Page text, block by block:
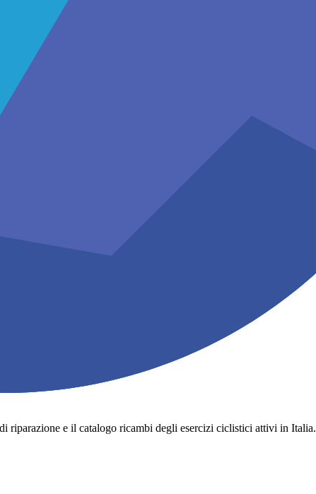
riparazione e il catalogo ricambi degli esercizi ciclistici attivi in Italia.